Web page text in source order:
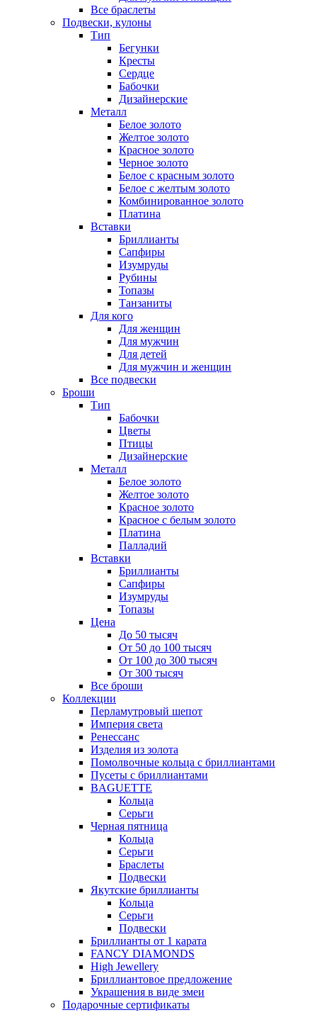
Все браслеты
Подвески, кулоны
Тип
Бегунки
Кресты
Сердце
Бабочки
Дизайнерские
Металл
Белое золото
Желтое золото
Красное золото
Черное золото
Белое с красным золото
Белое с желтым золото
Комбинированное золото
Платина
Вставки
Бриллианты
Сапфиры
Изумруды
Рубины
Топазы
Танзаниты
Для кого
Для женщин
Для мужчин
Для детей
Для мужчин и женщин
Все подвески
Броши
Тип
Бабочки
Цветы
Птицы
Дизайнерские
Металл
Белое золото
Желтое золото
Красное золото
Красное с белым золото
Платина
Палладий
Вставки
Бриллианты
Сапфиры
Изумруды
Топазы
Цена
До 50 тысяч
От 50 до 100 тысяч
От 100 до 300 тысяч
От 300 тысяч
Все броши
Коллекции
Перламутровый шепот
Империя света
Ренессанс
Изделия из золота
Помолвочные кольца с бриллиантами
Пусеты с бриллиантами
BAGUETTE
Кольца
Серьги
Черная пятница
Кольца
Серьги
Браслеты
Подвески
Якутские бриллианты
Кольца
Серьги
Подвески
Бриллианты от 1 карата
FANCY DIAMONDS
High Jewellery
Бриллиантовое предложение
Украшения в виде змеи
Подарочные сертификаты